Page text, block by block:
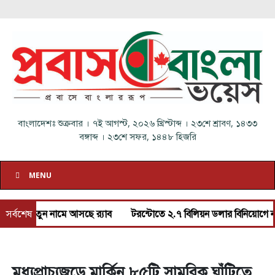
বাংলাদেশঃ শুক্রবার । ৭ই আগস্ট, ২০২৬ খ্রিস্টাব্দ । ২৩শে শ্রাবণ, ১৪৩৩
বঙ্গাব্দ। ২৩শে সফর, ১৪৪৮ হিজরি
MENU
সর্বশেষ
নতুন নামে আসছে র‌্যাব টরন্টোতে ২.৭ বিলিয়ন ডলার বিনিয়োগে নতুন